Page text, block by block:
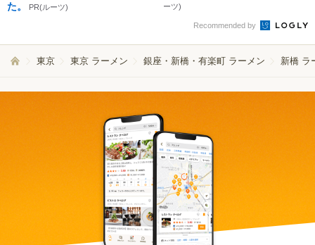
た。
PR(ルーツ)
ーツ)
Recommended by
東京 東京 ラーメン 銀座・新橋・有楽町 ラーメン 新橋 ラ